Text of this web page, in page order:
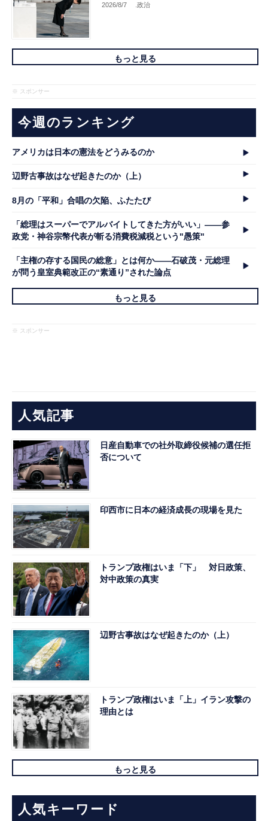
2026/8/7 .政治
もっと見る
※ スポンサー
今週のランキング
アメリカは日本の憲法をどうみるのか
辺野古事故はなぜ起きたのか（上）
8月の「平和」合唱の欠陥、ふたたび
「総理はスーパーでアルバイトしてきた方がいい」――参
政党・神谷宗幣代表が斬る消費税減税という"愚策"
「主権の存する国民の総意」とは何か――石破茂・元総理
が問う皇室典範改正の“素通り”された論点
もっと見る
※ スポンサー
人気記事
日産自動車での社外取締役候補の選任拒
否について
印西市に日本の経済成長の現場を見た
トランプ政権はいま「下」 対日政策、
対中政策の真実
辺野古事故はなぜ起きたのか（上）
トランプ政権はいま「上」イラン攻撃の
理由とは
もっと見る
人気キーワード